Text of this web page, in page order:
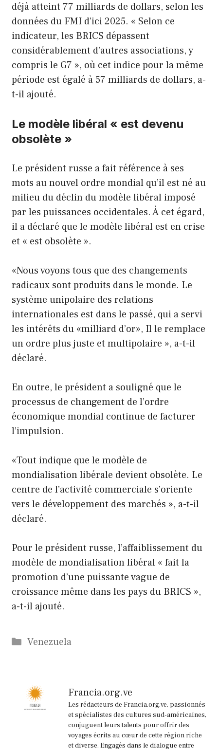
déjà atteint 77 milliards de dollars, selon les
données du FMI d’ici 2025. « Selon ce
indicateur, les BRICS dépassent
considérablement d’autres associations, y
compris le G7 », où cet indice pour la même
période est égalé à 57 milliards de dollars, a-
t-il ajouté.
Le modèle libéral « est devenu
obsolète »
Le président russe a fait référence à ses
mots au nouvel ordre mondial qu’il est né au
milieu du déclin du modèle libéral imposé
par les puissances occidentales. À cet égard,
il a déclaré que le modèle libéral est en crise
et « est obsolète ».
«Nous voyons tous que des changements
radicaux sont produits dans le monde. Le
système unipolaire des relations
internationales est dans le passé, qui a servi
les intérêts du «milliard d’or», Il le remplace
un ordre plus juste et multipolaire », a-t-il
déclaré.
En outre, le président a souligné que le
processus de changement de l’ordre
économique mondial continue de facturer
l’impulsion.
«Tout indique que le modèle de
mondialisation libérale devient obsolète. Le
centre de l’activité commerciale s’oriente
vers le développement des marchés », a-t-il
déclaré.
Pour le président russe, l’affaiblissement du
modèle de mondialisation libéral « fait la
promotion d’une puissante vague de
croissance même dans les pays du BRICS »,
a-t-il ajouté.
Catégories
Venezuela
Francia.org.ve
Les rédacteurs de Francia.org.ve, passionnés
et spécialistes des cultures sud-américaines,
conjuguent leurs talents pour offrir des
voyages écrits au cœur de cette région riche
et diverse. Engagés dans le dialogue entre